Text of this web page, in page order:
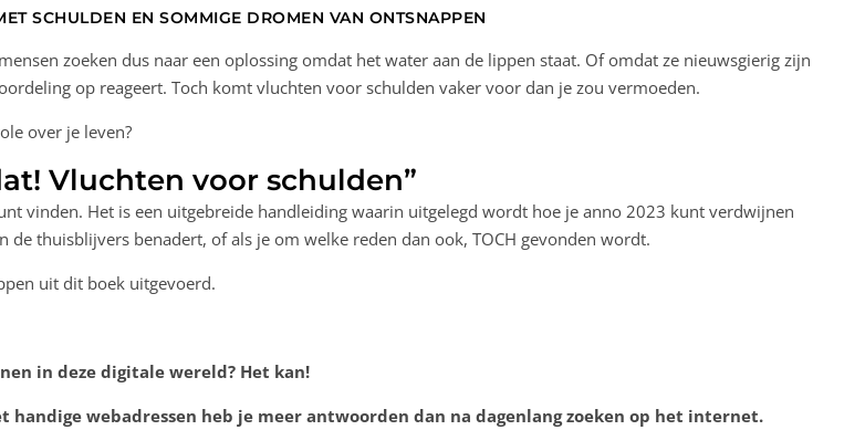
SCHULDEN EN SOMMIGE DROMEN VAN ONTSNAPPEN
zoeken dus naar een oplossing omdat het water aan de lippen staat. Of omdat ze nieuwsgierig zijn
op reageert. Toch komt vluchten voor schulden vaker voor dan je zou vermoeden.
over je leven?
Vluchten voor schulden”
vinden. Het is een uitgebreide handleiding waarin uitgelegd wordt hoe je anno 2023 kunt verdwijnen
thuisblijvers benadert, of als je om welke reden dan ook, TOCH gevonden wordt.
uit dit boek uitgevoerd.
in deze digitale wereld? Het kan!
handige webadressen heb je meer antwoorden dan na dagenlang zoeken op het internet.